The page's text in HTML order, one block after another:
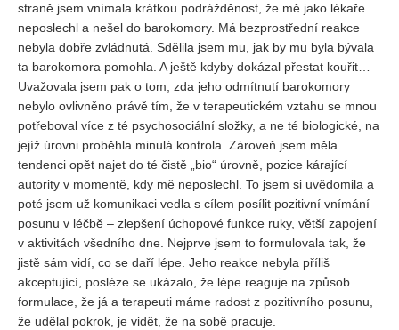
straně jsem vnímala krátkou podrážděnost, že mě jako lékaře
neposlechl a nešel do barokomory. Má bezprostřední reakce
nebyla dobře zvládnutá. Sdělila jsem mu, jak by mu byla bývala
ta barokomora pomohla. A ještě kdyby dokázal přestat kouřit…
Uvažovala jsem pak o tom, zda jeho odmítnutí barokomory
nebylo ovlivněno právě tím, že v terapeutickém vztahu se mnou
potřeboval více z té psychosociální složky, a ne té biologické, na
jejíž úrovni proběhla minulá kontrola. Zároveň jsem měla
tendenci opět najet do té čistě „bio“ úrovně, pozice kárající
autority v momentě, kdy mě neposlechl. To jsem si uvědomila a
poté jsem už komunikaci vedla s cílem posílit pozitivní vnímání
posunu v léčbě – zlepšení úchopové funkce ruky, větší zapojení
v aktivitách všedního dne. Nejprve jsem to formulovala tak, že
jistě sám vidí, co se daří lépe. Jeho reakce nebyla příliš
akceptující, posléze se ukázalo, že lépe reaguje na způsob
formulace, že já a terapeuti máme radost z pozitivního posunu,
že udělal pokrok, je vidět, že na sobě pracuje.